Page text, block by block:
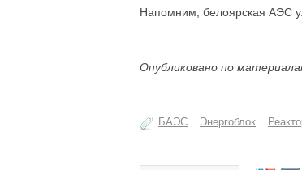
Напомним, белоярская АЭС
Опубликовано по
БАЭС Энергоблок